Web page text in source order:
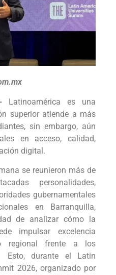
Latinoamérica es una
superior atiende a más
sin embargo, aún
en acceso, calidad,
digital.
se reunieron más de
personalidades,
gubernamentales
en Barranquilla,
de analizar cómo la
impulsar excelencia
regional frente a los
Esto, durante el Latin
2026, organizado por